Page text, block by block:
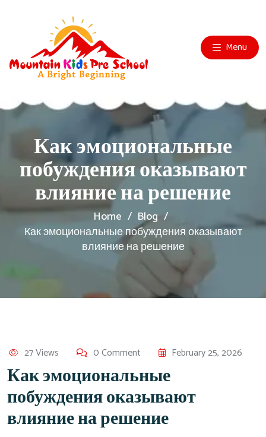
Menu
Как эмоциональные
побуждения оказывают
влияние на решение
Home
Blog
Как эмоциональные побуждения оказывают
влияние на решение
27 Views 0 Comment February 25, 2026
Как эмоциональные
побуждения оказывают
влияние на решение